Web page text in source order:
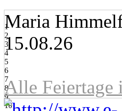
1
2
3
4
5
6
7
8
9
10
Maria
15.08.26
Alle Feiertage